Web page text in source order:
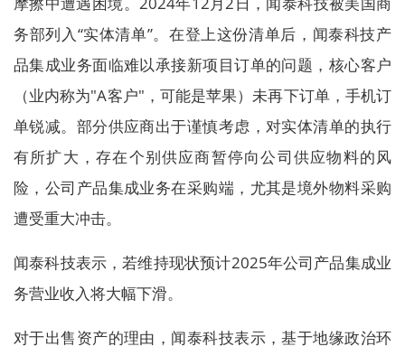
务部列入“实体清单”。在登上这份清单后，闻泰科技产
品集成业务面临难以承接新项目订单的问题，核心客户
（业内称为"A客户"，可能是苹果）未再下订单，手机订
单锐减。部分供应商出于谨慎考虑，对实体清单的执行
有所扩大，存在个别供应商暂停向公司供应物料的风
险，公司产品集成业务在采购端，尤其是境外物料采购
遭受重大冲击。
闻泰科技表示，若维持现状预计2025年公司产品集成业
务营业收入将大幅下滑。
对于出售资产的理由，闻泰科技表示，基于地缘政治环